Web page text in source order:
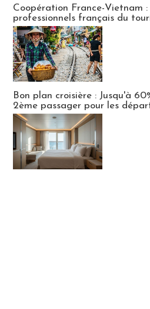
Coopération France-Vietnam
professionnels français du
Bon plan croisière : Jusqu'à
2ème passager pour les